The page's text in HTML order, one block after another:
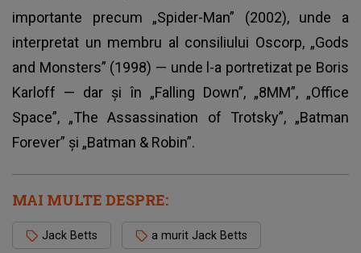
importante precum „Spider-Man” (2002), unde a
interpretat un membru al consiliului Oscorp, „Gods
and Monsters” (1998) — unde l-a portretizat pe Boris
Karloff — dar și în „Falling Down”, „8MM”, „Office
Space”, „The Assassination of Trotsky”, „Batman
Forever” și „Batman & Robin”.
MAI MULTE DESPRE:
Jack Betts a murit Jack Betts